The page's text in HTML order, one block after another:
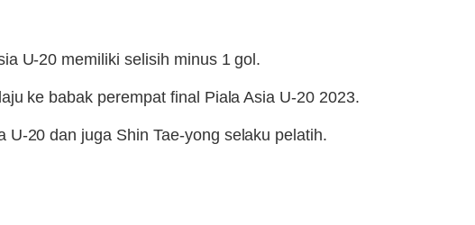
U-20 memiliki selisih minus 1 gol.
ke babak perempat final Piala Asia U-20 2023.
20 dan juga Shin Tae-yong selaku pelatih.